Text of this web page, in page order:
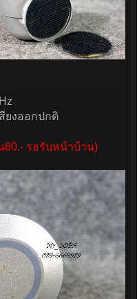
ยงออกปกติ
80.- รอรับหน้าบ้าน)